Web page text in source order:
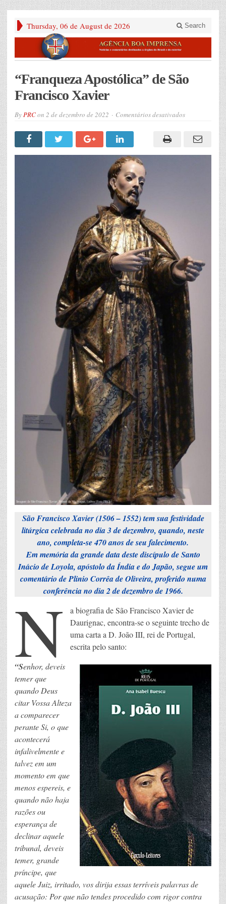
Thursday, 06 de August de 2026 Search
“Franqueza Apostólica” de São
Francisco Xavier
ByPRCon 2 de dezembro de 2022 Comentários desativadosem
São
Xavier
São Francisco Xavier (1506 – 1552) tem sua festividade
litúrgica celebrada no dia 3 de dezembro, quando, neste
ano, completa-se 470 anos de seu falecimento.
Em memória da grande data deste discípulo de Santo
Inácio de Loyola, apóstolo da Índia e do Japão, segue um
comentário de Plinio Corrêa de Oliveira, proferido numa
conferência no dia 2 de dezembro de 1966.
N
a biografia de São Francisco Xavier de
Daurignac, encontra-se o seguinte trecho de
uma carta a D. João III, rei de Portugal,
escrita pelo santo:
“Senhor, deveis
temer que
quando Deus
citar Vossa Alteza
a comparecer
perante Si, o que
acontecerá
infalivelmente e
talvez em um
momento em que
menos espereis, e
quando não haja
razões ou
esperança de
declinar aquele
tribunal, deveis
temer, grande
príncipe, que
aquele Juiz, irritado, vos dirija essas terríveis palavras de
acusação: Por que não tendes procedido com rigor contra